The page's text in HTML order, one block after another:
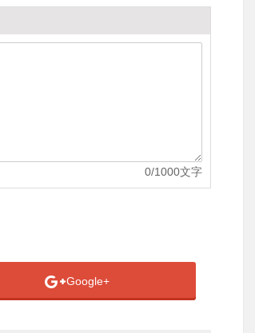
0/1000文字
Google+